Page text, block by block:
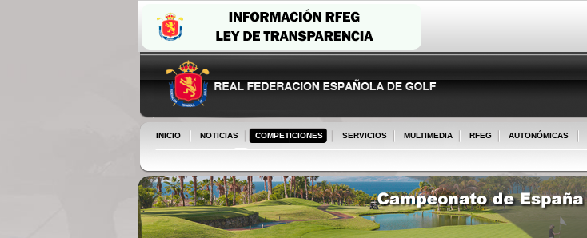
INICIO NOTICIAS COMPETICIONES SERVICIOS MULTIMEDIA RFEG AUTONÓMICAS